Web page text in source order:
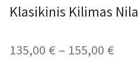
Klasikinis Kilimas Nila
135,00 € – 155,00 €